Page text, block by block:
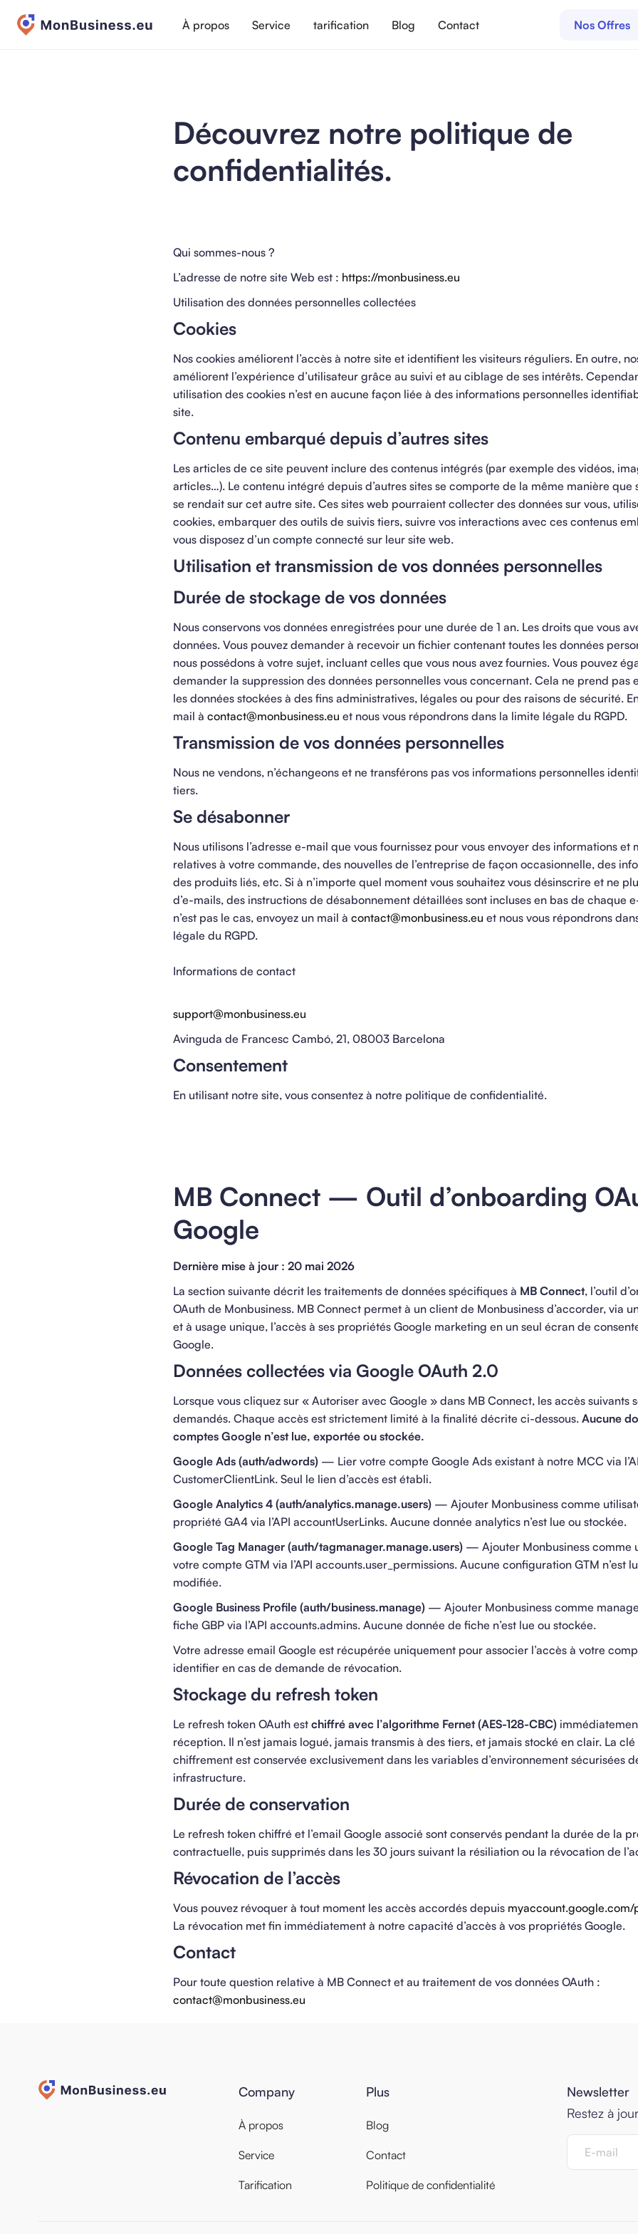
À propos Service tarification Blog Contact Nos Offres
Découvrez notre politique de
confidentialités.
Qui sommes-nous ?
L’adresse de notre site Web est : https://monbusiness.eu
Utilisation des données personnelles collectées
Cookies
Nos cookies améliorent l’accès à notre site et identifient les visiteurs réguliers. En outre,
améliorent l’expérience d’utilisateur grâce au suivi et au ciblage de ses intérêts.
utilisation des cookies n’est en aucune façon liée à des informations personnelles
site.
Contenu embarqué depuis d’autres sites
Les articles de ce site peuvent inclure des contenus intégrés (par exemple des vidéos,
articles…). Le contenu intégré depuis d’autres sites se comporte de la même manière que
se rendait sur cet autre site.​ Ces sites web pourraient collecter des données sur vous,
cookies, embarquer des outils de suivis tiers, suivre vos interactions avec ces contenus
vous disposez d’un compte connecté sur leur site web.
Utilisation et transmission de vos données personnelles
Durée de stockage de vos données
​Nous conservons vos données enregistrées pour une durée de 1 an. Les droits que vous
données. Vous pouvez demander à recevoir un fichier contenant toutes les données
nous possédons à votre sujet, incluant celles que vous nous avez fournies. Vous pouvez
demander la suppression des données personnelles vous concernant. Cela ne prend pas
les données stockées à des fins administratives, légales ou pour des raisons de sécurité.
mail àcontact@monbusiness.eu et nous vous répondrons dans la limite légale du RGPD.​
Transmission de vos données personnelles
Nous ne vendons, n’échangeons et ne transférons pas vos informations personnelles
tiers.
Se désabonner
Nous utilisons l’adresse e-mail que vous fournissez pour vous envoyer des informations et
relatives à votre commande, des nouvelles de l’entreprise de façon occasionnelle, des
des produits liés, etc. Si à n’importe quel moment vous souhaitez vous désinscrire et ne
d’e-mails, des instructions de désabonnement détaillées sont incluses en bas de chaque
n’est pas le cas, envoyez un mail àcontact@monbusiness.eu et nous vous répondrons
légale du RGPD.
Informations de contact
support@monbusiness.eu
Avinguda de Francesc Cambó, 21, 08003 Barcelona
Consentement
En utilisant notre site, vous consentez à notre politique de confidentialité.
MB Connect — Outil d’onboarding
Google
Dernière mise à jour : 20 mai 2026
La section suivante décrit les traitements de données spécifiques à MB Connect, l’outil
OAuth de Monbusiness. MB Connect permet à un client de Monbusiness d’accorder, via
et à usage unique, l’accès à ses propriétés Google marketing en un seul écran de
Google.
Données collectées via Google OAuth 2.0
Lorsque vous cliquez sur « Autoriser avec Google » dans MB Connect, les accès suivants
demandés. Chaque accès est strictement limité à la finalité décrite ci-dessous.Aucune
comptes Google n’est lue, exportée ou stockée.
Google Ads (auth/adwords) — Lier votre compte Google Ads existant à notre MCC via
CustomerClientLink. Seul le lien d’accès est établi.
Google Analytics 4 (auth/analytics.manage.users) — Ajouter Monbusiness comme
propriété GA4 via l’API accountUserLinks. Aucune donnée analytics n’est lue ou stockée.
Google Tag Manager (auth/tagmanager.manage.users) — Ajouter Monbusiness comme
votre compte GTM via l’API accounts.user_permissions. Aucune configuration GTM n’est
modifiée.
Google Business Profile (auth/business.manage) — Ajouter Monbusiness comme
fiche GBP via l’API accounts.admins. Aucune donnée de fiche n’est lue ou stockée.
Votre adresse email Google est récupérée uniquement pour associer l’accès à votre
identifier en cas de demande de révocation.
Stockage du refresh token
Le refresh token OAuth estchiffré avec l’algorithme Fernet (AES-128-CBC)
réception. Il n’est jamais logué, jamais transmis à des tiers, et jamais stocké en clair. La
chiffrement est conservée exclusivement dans les variables d’environnement sécurisées
infrastructure.
Durée de conservation
Le refresh token chiffré et l’email Google associé sont conservés pendant la durée de la
contractuelle, puis supprimés dans les 30 jours suivant la résiliation ou la révocation de
Révocation de l’accès
Vous pouvez révoquer à tout moment les accès accordés depuis myaccount.google.com/
La révocation met fin immédiatement à notre capacité d’accès à vos propriétés Google.
Contact
Pour toute question relative à MB Connect et au traitement de vos données OAuth :
contact@monbusiness.eu
Company
À propos
Service
Tarification
Plus
Blog
Contact
Politique de confidentialité
Newsletter
Restez à